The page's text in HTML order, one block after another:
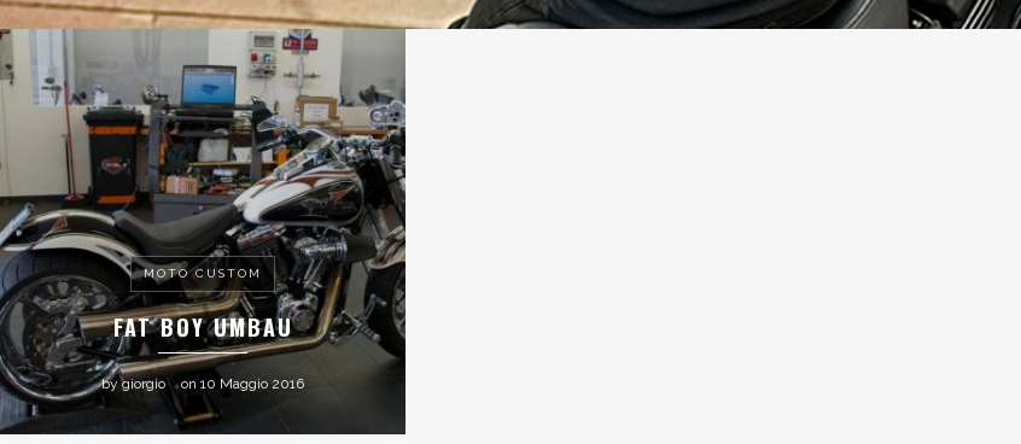
MOTO CUSTOM
FAT BOY UMBAU
bygiorgio on 10 Maggio 2016